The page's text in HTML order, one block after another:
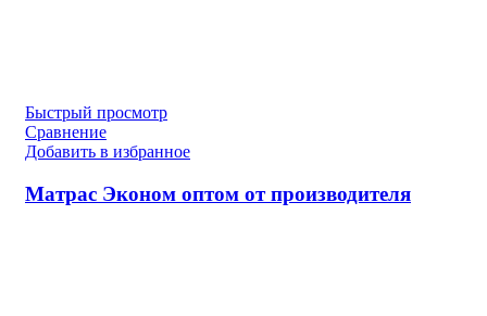
Быстрый просмотр
Сравнение
Добавить в избранное
Матрас Эконом оптом от производителя